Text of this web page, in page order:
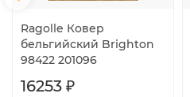
Ragolle Ковер
бельгийский Brighton
98422 201096
16253 ₽